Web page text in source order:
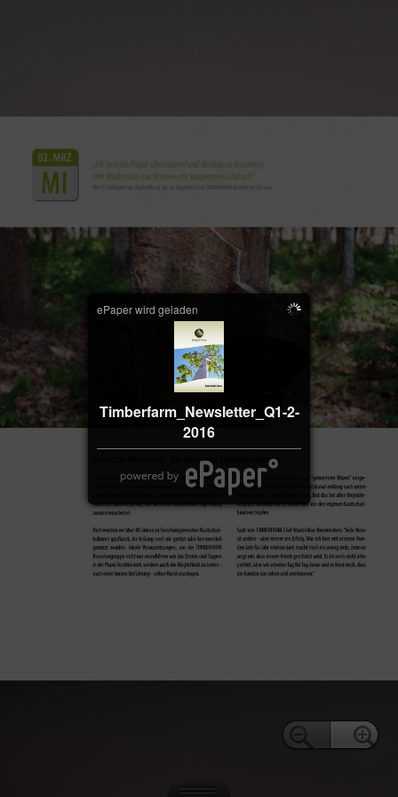
ePaper wird geladen
Timberfarm_Newsletter_Q1-2-
2016